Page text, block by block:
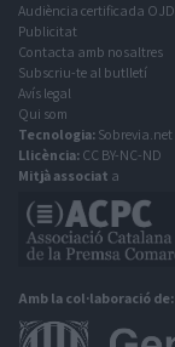
Audiència certificada OJD
Publicitat
Contacta amb nosaltres
Subscriu-te al butlletí
Avís legal
Qui som
Tecnologia: Sobrevia.net
Llicència: CC BY-NC-ND
Mitjà associat a
Amb la col·laboració de: